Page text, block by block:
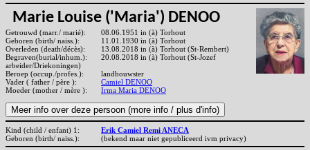
Marie Louise ('Maria') DENOO
Getrouwd (marr./ marié):
08.06.1951 in (à) Torhout
Geboren (birth/ naiss.):
11.01.1930 in (à) Torhout
Overleden (death/décès):
13.08.2018 in (à) Torhout (St-Rembert)
Begraven(burial/inhum.):
20.08.2018 in (à) Torhout (St-Jozef
arbeider/Driekoningen)
Beroep (occup./profes.):
landbouwster
Vader ( father / père ):
Camiel DENOO
Moeder (mother / mère ):
Irma Maria DENOO
Kind (child / enfant) 1:
Erik Camiel Remi ANECA
Geboren (birth/ naiss.):
(bekend maar niet gepubliceerd ivm privacy)